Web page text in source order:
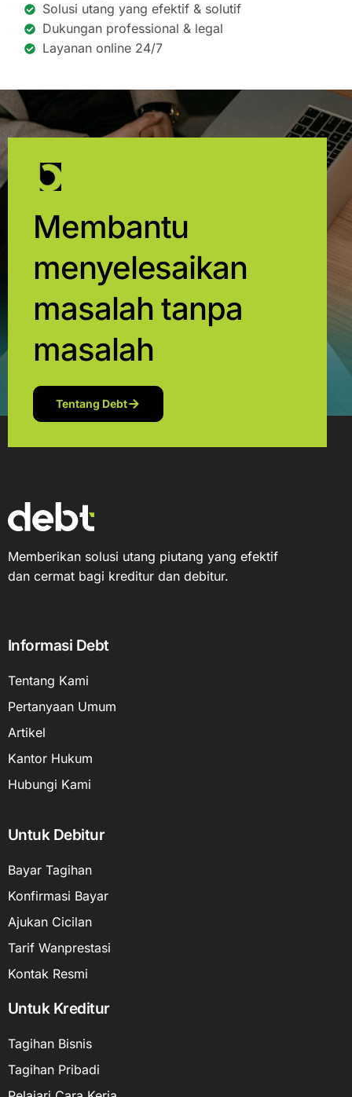
Solusi utang yang efektif & solutif
Dukungan professional & legal
Layanan online 24/7
Membantu
menyelesaikan
masalah tanpa
masalah
Tentang Debt
Memberikan solusi utang piutang yang efektif
dan cermat bagi kreditur dan debitur.
Informasi Debt
Tentang Kami
Pertanyaan Umum
Artikel
Kantor Hukum
Hubungi Kami
Untuk Debitur
Bayar Tagihan
Konfirmasi Bayar
Ajukan Cicilan
Tarif Wanprestasi
Kontak Resmi
Untuk Kreditur
Tagihan Bisnis
Tagihan Pribadi